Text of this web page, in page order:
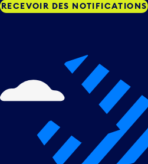
RECEVOIR DES NOTIFICATIONS